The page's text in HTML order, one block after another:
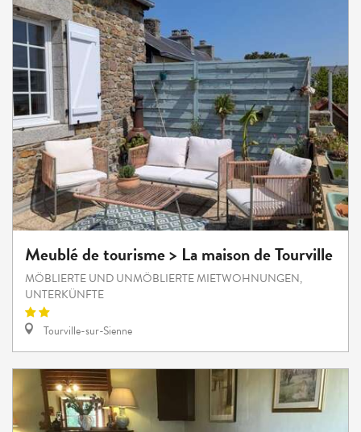
Meublé de tourisme > La maison de Tourville
MÖBLIERTE UND UNMÖBLIERTE MIETWOHNUNGEN,
UNTERKÜNFTE
Tourville-sur-Sienne